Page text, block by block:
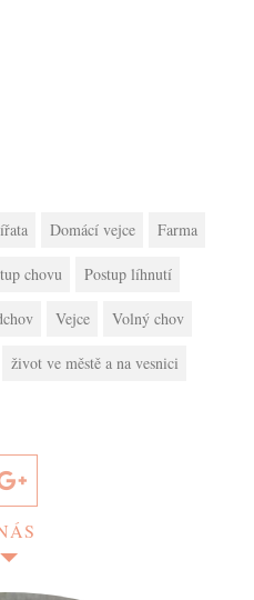
Domácí vejce Farma
chovu Postup líhnutí
Vejce Volný chov
život ve městě a na vesnici